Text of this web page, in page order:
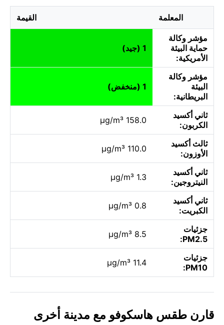
المعلمة القيمة
مؤشر وكالة
حماية البيئة
الأمريكية:
1 (جيد)
مؤشر وكالة
البيئة
البريطانية:
1 (منخفض)
ثاني أكسيد
الكربون:
158.0 µg/m³
ثالث أكسيد
الأوزون:
110.0 µg/m³
ثاني أكسيد
النيتروجين:
1.3 µg/m³
ثاني أكسيد
الكبريت:
0.8 µg/m³
جزئيات
PM2.5:
8.5 µg/m³
جزئيات
PM10:
11.4 µg/m³
قارن طقس هاسكوفو مع مدينة أخرى